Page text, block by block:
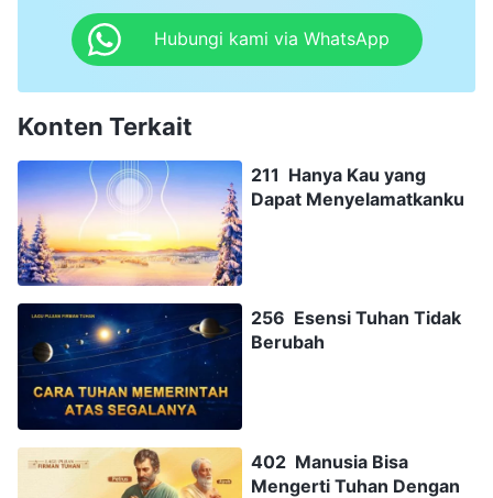
Hubungi kami via WhatsApp
Konten Terkait
211 Hanya Kau yang
Dapat Menyelamatkanku
256 Esensi Tuhan Tidak
Berubah
402 Manusia Bisa
Mengerti Tuhan Dengan